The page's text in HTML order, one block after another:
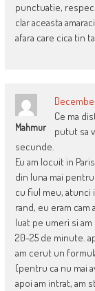
punctuatie,
clar aceasta
afara care cica tin
Mahmur
Ce ma
putut sa
secunde.
Eu am locuit in
din luna mai
cu fiul meu, atunci
rand, eu eram cam
luat pe umeri si
20-25 de minute.
am cerut un
(pentru ca nu mai
apoi am intrat, am